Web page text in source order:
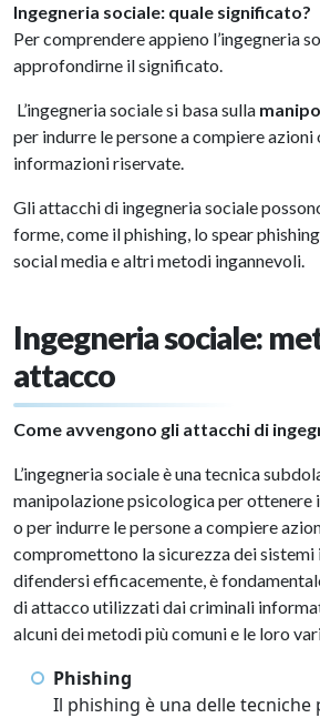
Ingegneria sociale: quale significato?
Per comprendere appieno l’ingegneria
approfondirne il significato.
L’ingegneria sociale si basa sulla
per indurre le persone a compiere azioni
informazioni riservate.
Gli attacchi di ingegneria sociale
forme, come il phishing, lo spear
social media e altri metodi ingannevoli.
Ingegneria sociale:
attacco
Come avvengono gli attacchi di
L’ingegneria sociale è una tecnica
manipolazione psicologica per
o per indurre le persone a compiere
compromettono la sicurezza dei
difendersi efficacemente, è
di attacco utilizzati dai criminali
alcuni dei metodi più comuni e le loro
Phishing
Il phishing è una delle tecniche